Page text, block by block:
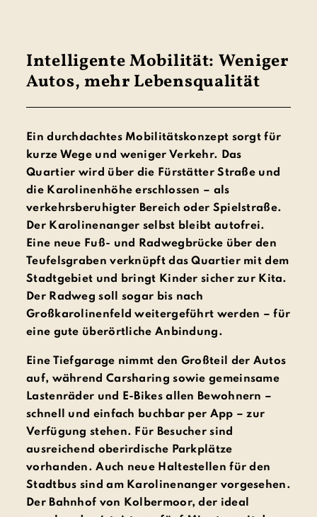
Intelligente Mobilität: Weniger
Autos, mehr Lebensqualität
Ein durchdachtes Mobilitätskonzept sorgt für
kurze Wege und weniger Verkehr. Das
Quartier wird über die Fürstätter Straße und
die Karolinenhöhe erschlossen – als
verkehrsberuhigter Bereich oder Spielstraße.
Der Karolinenanger selbst bleibt autofrei.
Eine neue Fuß- und Radwegbrücke über den
Teufelsgraben verknüpft das Quartier mit dem
Stadtgebiet und bringt Kinder sicher zur Kita.
Der Radweg soll sogar bis nach
Großkarolinenfeld weitergeführt werden – für
eine gute überörtliche Anbindung.
Eine Tiefgarage nimmt den Großteil der Autos
auf, während Carsharing sowie gemeinsame
Lastenräder und E-Bikes allen Bewohnern –
schnell und einfach buchbar per App – zur
Verfügung stehen. Für Besucher sind
ausreichend oberirdische Parkplätze
vorhanden. Auch neue Haltestellen für den
Stadtbus sind am Karolinenanger vorgesehen.
Der Bahnhof von Kolbermoor, der ideal